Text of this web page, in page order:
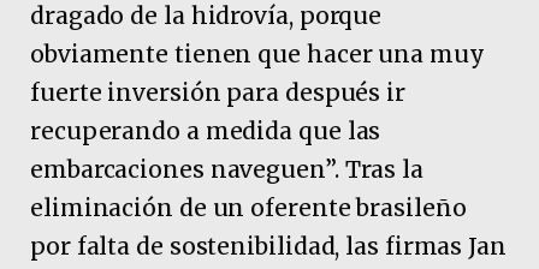
dragado de la hidrovía, porque
obviamente tienen que hacer una muy
fuerte inversión para después ir
recuperando a medida que las
embarcaciones naveguen”. Tras la
eliminación de un oferente brasileño
por falta de sostenibilidad, las firmas Jan